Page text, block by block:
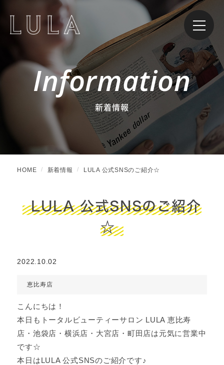
Information
新着情報
HOME 新着情報 LULA 公式SNSのご紹介☆
LULA 公式SNSのご紹介
☆
2022.10.02
恵比寿店
こんにちは！
本日もトータルビューティーサロン LULA 恵比寿
店・池袋店・横浜店・大宮店・町田店は元気に営業中
です☆
本日はLULA 公式SNSのご紹介です♪